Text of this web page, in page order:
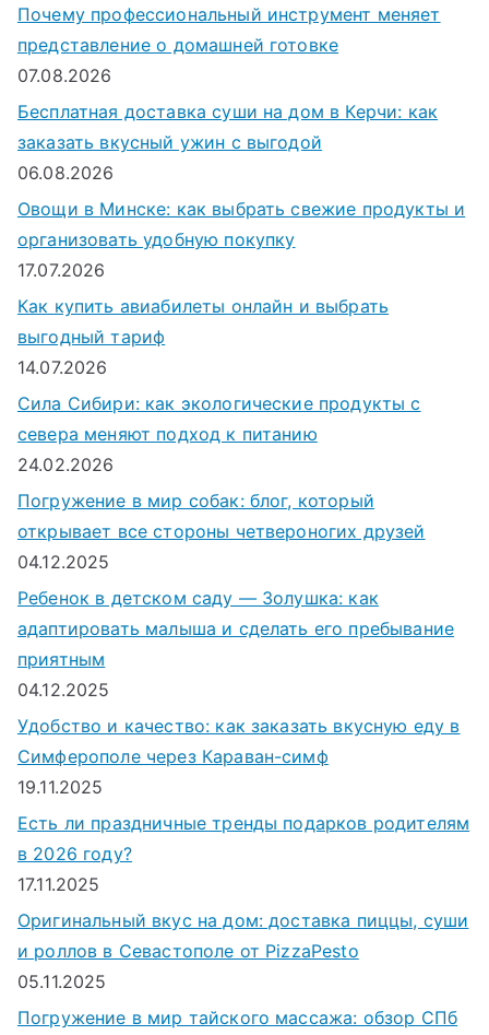
Почему профессиональный инструмент меняет
представление о домашней готовке
07.08.2026
Бесплатная доставка суши на дом в Керчи: как
заказать вкусный ужин с выгодой
06.08.2026
Овощи в Минске: как выбрать свежие продукты и
организовать удобную покупку
17.07.2026
Как купить авиабилеты онлайн и выбрать
выгодный тариф
14.07.2026
Сила Сибири: как экологические продукты с
севера меняют подход к питанию
24.02.2026
Погружение в мир собак: блог, который
открывает все стороны четвероногих друзей
04.12.2025
Ребенок в детском саду — Золушка: как
адаптировать малыша и сделать его пребывание
приятным
04.12.2025
Удобство и качество: как заказать вкусную еду в
Симферополе через Караван-симф
19.11.2025
Есть ли праздничные тренды подарков родителям
в 2026 году?
17.11.2025
Оригинальный вкус на дом: доставка пиццы, суши
и роллов в Севастополе от PizzaPesto
05.11.2025
Погружение в мир тайского массажа: обзор СПб